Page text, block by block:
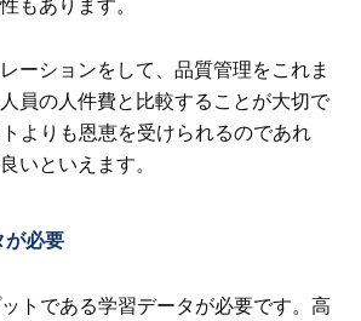
ーションをして、品質管理をこれま
員の人件費と比較することが大切で
よりも恩恵を受けられるのであれ
いといえます。
が必要
トである学習データが必要です。高